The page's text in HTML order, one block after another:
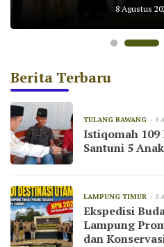
8 Agustus
Bekerja Sesuai UU
untuk AKBP
KNMP
Berita Terbaru
TULANG BAWANG 8
Istiqomah 109
Santuni 5
LAMPUNG TIMUR 8
Ekspedisi
Lampung
dan